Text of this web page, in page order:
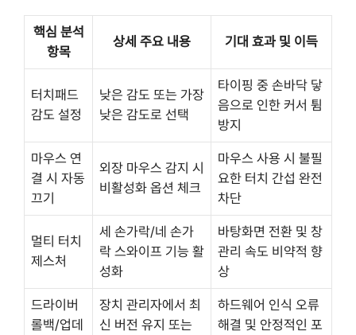
핵심 분석
항목
상세 주요 내용 기대 효과 및 이득
터치패드
감도 설정
낮은 감도 또는 가장
낮은 감도로 선택
타이핑 중 손바닥 닿
음으로 인한 커서 튐
방지
마우스 연
결 시 자동
끄기
외장 마우스 감지 시
비활성화 옵션 체크
마우스 사용 시 불필
요한 터치 간섭 완전
차단
멀티 터치
제스처
세 손가락/네 손가
락 스와이프 기능 활
성화
바탕화면 전환 및 창
관리 속도 비약적 향
상
드라이버
롤백/업데
장치 관리자에서 최
신 버전 유지 또는
하드웨어 인식 오류
해결 및 안정적인 포